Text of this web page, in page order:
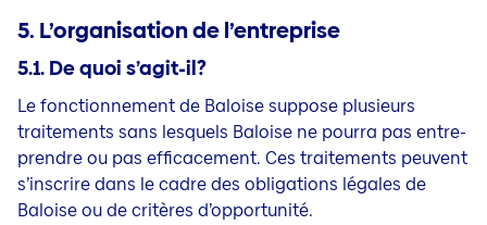
5. L’organisation de l’entreprise
5.1. De quoi s’agit-il?
Le fonctionnement de Baloise suppose plusieurs
traitements sans lesquels Baloise ne pourra pas entre-
prendre ou pas efficacement. Ces traitements peuvent
s’inscrire dans le cadre des obligations légales de
Baloise ou de critères d’opportunité.